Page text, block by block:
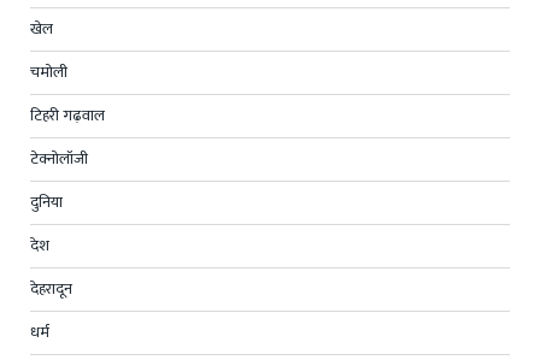
खेल
चमोली
टिहरी गढ़वाल
टेक्नोलॉजी
दुनिया
देश
देहरादून
धर्म